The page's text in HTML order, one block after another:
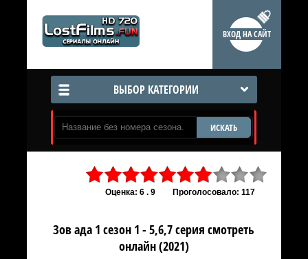
ВХОД НА САЙТ
ВЫБОР КАТЕГОРИИ
ИСКАТЬ
Оценка: 6 . 9 Проголосовало: 117
Зов ада 1 сезон 1 - 5,6,7 серия смотреть
онлайн (2021)